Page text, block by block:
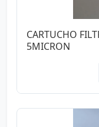
CARTUCHO
5MICRON